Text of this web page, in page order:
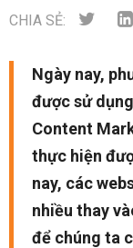
CHIA SẺ:
Ngày nay,
được sử
Content
thực hiện
nay, các
nhiều thay
để chúng ta